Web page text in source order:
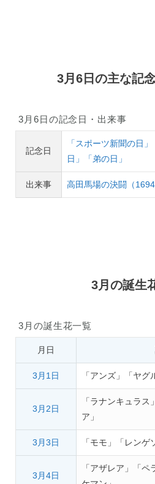
3月6日の主な記
3月6日の記念日・出来事
記念日
「スポーツ新聞の日
日」「弟の日」
出来事 高田馬場の決闘（1694
3月の誕生
3月の誕生花一覧
月日
3月1日 「アンズ」「ヤグ
3月2日
「ラナンキュラ
ア」
3月3日 「モモ」「レンゲ
3月4日
「アザレア」「